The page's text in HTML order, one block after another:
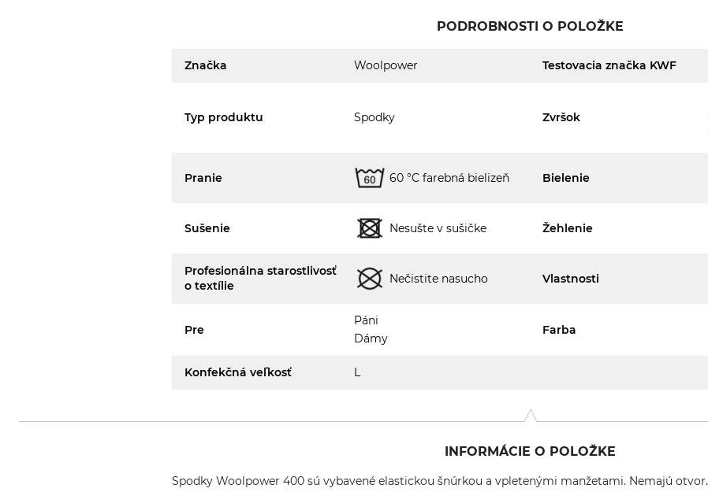
PODROBNOSTI O POLOŽKE
Značka Woolpower Testovacia značka KWF
Typ produktu Spodky Zvršok
Pranie 60 °C farebná bielizeň Bielenie
Sušenie Nesušte v sušičke Žehlenie
Profesionálna starostlivosť
o textílie
Nečistite nasucho Vlastnosti
Pre
Páni
Dámy
Farba
Konfekčná veľkosť L
INFORMÁCIE O POLOŽKE
Spodky Woolpower 400 sú vybavené elastickou šnúrkou a vpletenými manžetami. Nemajú otvor.